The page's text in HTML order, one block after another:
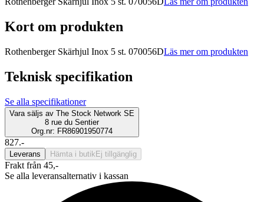
Kort om produkten
Rothenberger Skärhjul Inox 5 st. 070056DLäs mer om produkten
Teknisk specifikation
Se alla specifikationer
Vara säljs av The Stock Network SE
8 rue du Sentier
Org.nr: FR86901950774
827.-
Leverans Hämta i butik Ej tillgänglig
Frakt från 45,-
Se alla leveransalternativ i kassan